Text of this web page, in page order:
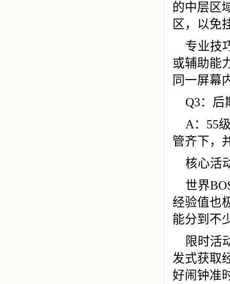
的中层区
区，以免
专业技
或辅助能
同一屏幕
Q3：后
A：55
管齐下，
核心活
世界
经验值也
能分到不
限时活
发式获取
好闹钟准